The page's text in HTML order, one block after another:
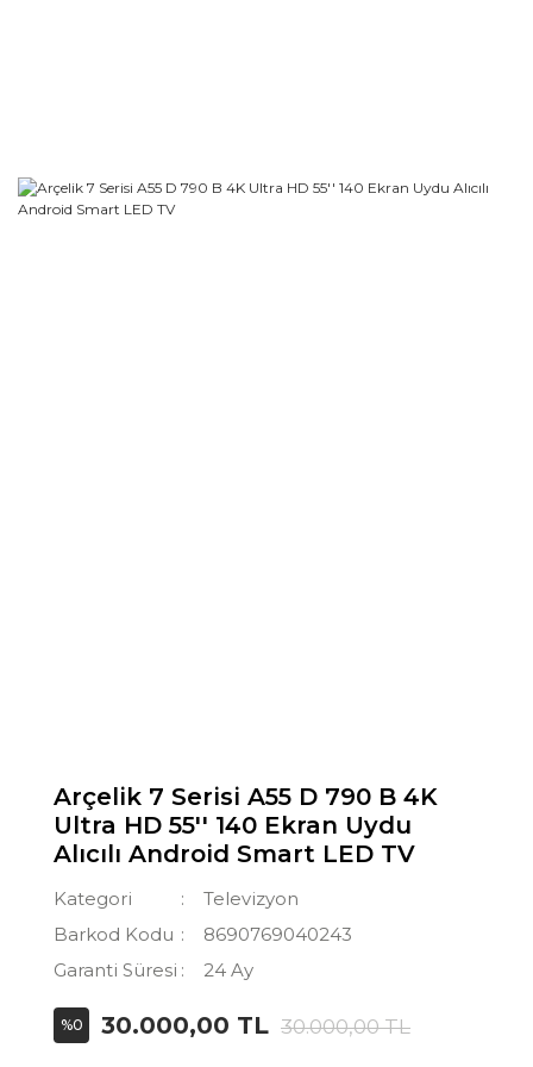
Arçelik 7 Serisi A55 D 790 B 4K
Ultra HD 55'' 140 Ekran Uydu
Alıcılı Android Smart LED TV
Kategori
Televizyon
Barkod Kodu
8690769040243
Garanti Süresi
24 Ay
%0 30.000,00 TL 30.000,00 TL